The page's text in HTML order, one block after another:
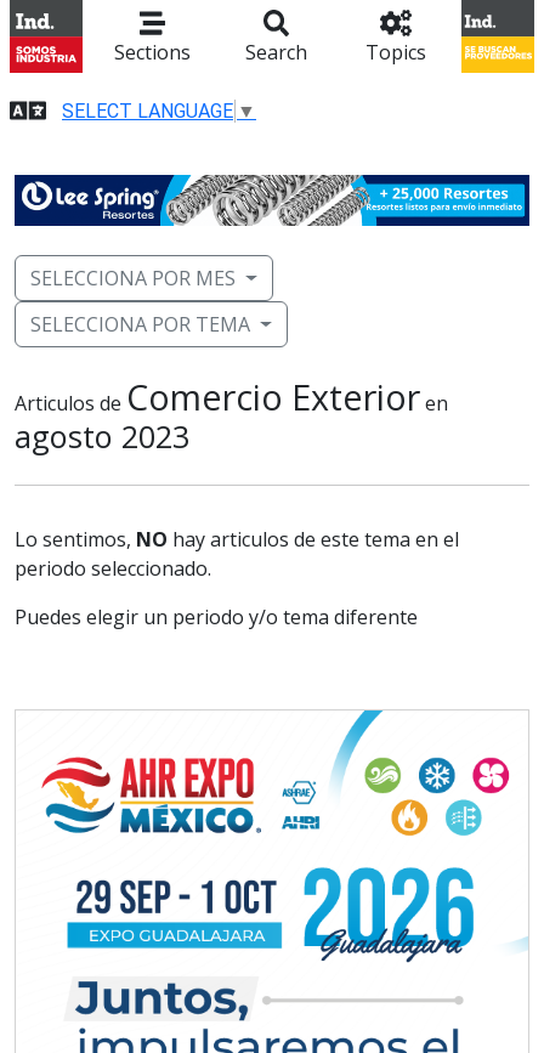
Sections Search Topics
SELECT LANGUAGE ▼
SELECCIONA POR MES
SELECCIONA POR TEMA
Articulos de Comercio Exterioren
agosto 2023
Lo sentimos, NO hay articulos de este tema en el
periodo seleccionado.
Puedes elegir un periodo y/o tema diferente